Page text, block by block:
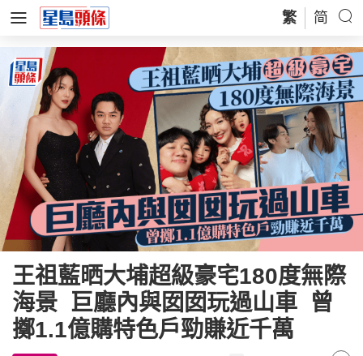
繁 简
王祖藍晒大埔超級豪宅180度無際
海景 巨廳內與囡囡玩過山車 曾
擲1.1億購特色戶勁賺近千萬